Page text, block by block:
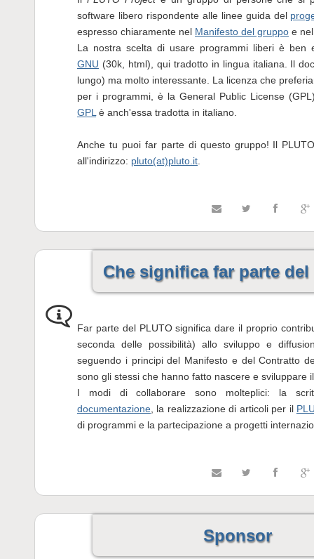
software libero rispondente alle linee guida del
espresso chiaramente nel Manifesto del gruppo e
La nostra scelta di usare programmi liberi è ben
GNU (30k, html), qui tradotto in lingua italiana. Il
lungo) ma molto interessante. La licenza che
per i programmi, è la General Public License
GPL è anch'essa tradotta in italiano.
Anche tu puoi far parte di questo gruppo! Il
all'indirizzo: pluto(at)pluto.it
Che significa far parte del
Far parte del PLUTO significa dare il proprio
seconda delle possibilità) allo sviluppo e
seguendo i principi del Manifesto e del Contratto
sono gli stessi che hanno fatto nascere e sviluppare
I modi di collaborare sono molteplici: la
documentazione , la realizzazione di articoli per il
di programmi e la partecipazione a progetti
Sponsor